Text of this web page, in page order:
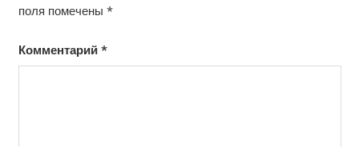
поля помечены *
Комментарий *